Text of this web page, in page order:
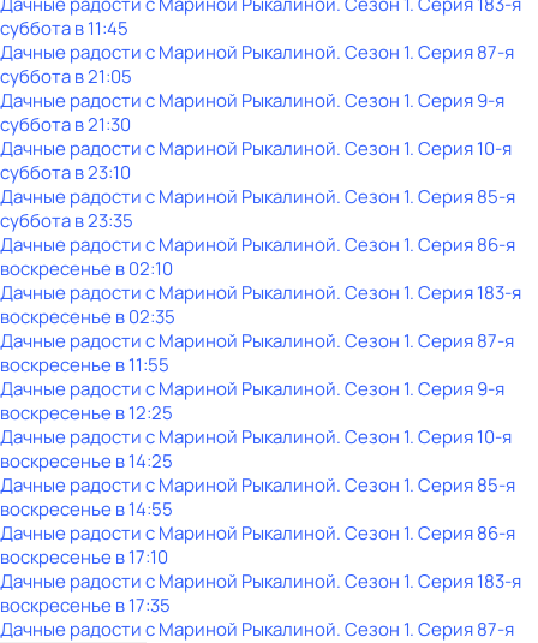
субботав11:45
Дачные радости с Мариной Рыкалиной. Сезон 1. Серия 87-я
субботав21:05
Дачные радости с Мариной Рыкалиной. Сезон 1. Серия 9-я
субботав21:30
Дачные радости с Мариной Рыкалиной. Сезон 1. Серия 10-я
субботав23:10
Дачные радости с Мариной Рыкалиной. Сезон 1. Серия 85-я
субботав23:35
Дачные радости с Мариной Рыкалиной. Сезон 1. Серия 86-я
воскресенье в02:10
Дачные радости с Мариной Рыкалиной. Сезон 1. Серия 183-я
воскресенье в02:35
Дачные радости с Мариной Рыкалиной. Сезон 1. Серия 87-я
воскресенье в11:55
Дачные радости с Мариной Рыкалиной. Сезон 1. Серия 9-я
воскресенье в12:25
Дачные радости с Мариной Рыкалиной. Сезон 1. Серия 10-я
воскресенье в14:25
Дачные радости с Мариной Рыкалиной. Сезон 1. Серия 85-я
воскресенье в14:55
Дачные радости с Мариной Рыкалиной. Сезон 1. Серия 86-я
воскресенье в17:10
Дачные радости с Мариной Рыкалиной. Сезон 1. Серия 183-я
воскресенье в17:35
Дачные радости с Мариной Рыкалиной. Сезон 1. Серия 87-я